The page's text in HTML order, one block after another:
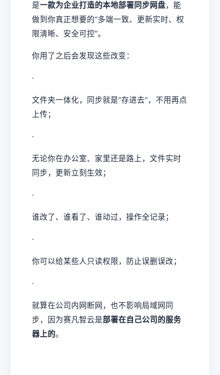
是一款为企业打造的本地部署同步网盘，能
做到你真正想要的“多端一致、更新实时、权
限清晰、安全可控”。
你用了之后会发现这些改变：
·
文件夹一体化，同步就是“存进去”，不用再点
上传；
·
无论你在办公室、家里还是路上，文件实时
同步，更新立刻生效；
·
谁改了、谁看了、谁动过，操作全记录；
·
你可以给某些人只读权限，防止误删误改；
·
就算在公司内网断网，也不影响局域网同
步，因为赛凡智云是部署在自己公司的服务
器上的。